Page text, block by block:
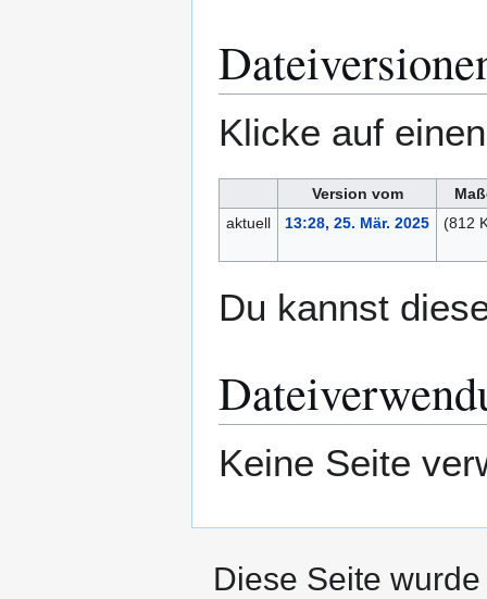
Klicke auf
Version vom
aktuell
13:28, 25. Mär. 2025 (812
Du kannst
Keine Seite
Diese Seite